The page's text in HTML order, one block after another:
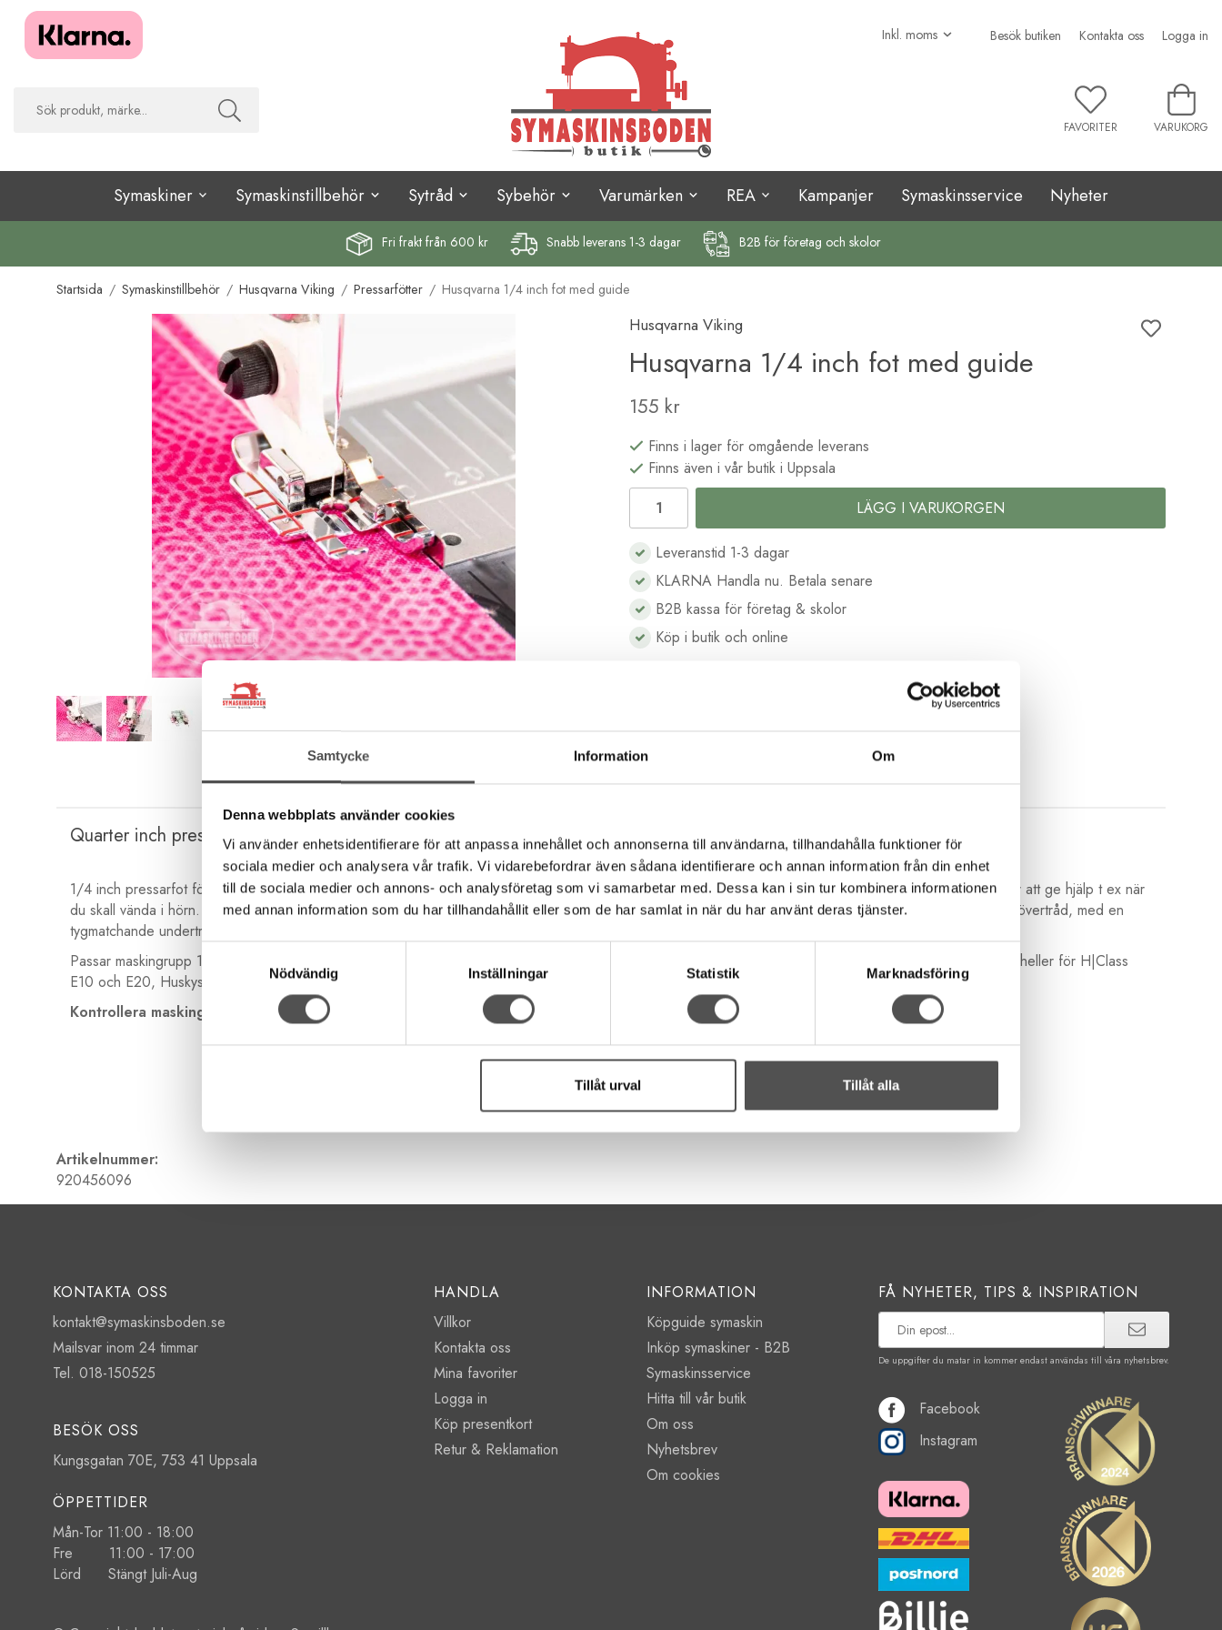
Samtycke Information Om
Denna webbplats använder cookies
Vi använder enhetsidentifierare för att anpassa innehållet och annonserna till användarna, tillhandahålla funktioner för
sociala medier och analysera vår trafik. Vi vidarebefordrar även sådana identifierare och annan information från din enhet
till de sociala medier och annons- och analysföretag som vi samarbetar med. Dessa kan i sin tur kombinera informationen
med annan information som du har tillhandahållit eller som de har samlat in när du har använt deras tjänster.
Nödvändig
Inställningar Statistik Marknadsföring
Tillåt urval Tillåt alla
Besök butiken Kontakta oss Logga in
FAVORITER VARUKORG
Symaskiner Symaskinstillbehör Sytråd Sybehör Varumärken REA Kampanjer Symaskinsservice Nyheter
Fri fraktfrån 600 kr Snabb leverans 1-3 dagar B2B för företag och skolor
Startsida / Symaskinstillbehör / Husqvarna Viking / Pressarfötter / Husqvarna 1/4 inch fot med guide
Husqvarna Viking
Husqvarna 1/4 inch fot med guide
155 kr
Finns i lager för omgående leverans
Finns även i vår butik i Uppsala
LÄGG I VARUKORGEN
Leveranstid 1-3 dagar
KLARNA Handla nu. Betala senare
B2B kassa för företag & skolor
Köp i butik och online
Beskrivning Recensioner
Quarter inch pressarfot med till till Husqvarna
1/4 inch pressarfot för raksöm. Pressarfoten har ett lite ovalt hål så du kan justera raksömmens position vid behov. Röda guidelinjer för 3 mm och 6 mm för att ge hjälp t ex när
du skall vända i hörn. Ditchfoten har en styrguide i högerkant för att kunna hålla linjen efter tygkanten. Använd tygmatchande övertråd eller en transparent övertråd, med en
tygmatchande undertråd.
Passar maskingrupp 1-8 med undantag av Husqvarna S215 och S225 av årsmodell 1991. Då behöver du köpa ett nytt
Den passar inte heller för H|Class
E10 och E20, Huskystar, Meister med flera lågprismodeller.
Kontrollera maskingrupp>>
Artikelnummer:
920456096
KONTAKTA OSS
kontakt@symaskinsboden.se
Mailsvar inom 24 timmar
Tel. 018-150525
BESÖK OSS
Kungsgatan 70E, 753 41 Uppsala
ÖPPETTIDER
Mån-Tor 11:00 - 18:00
Fre 11:00 - 17:00
Lörd Stängt Juli-Aug
HANDLA
Villkor
Kontakta oss
Mina favoriter
Logga in
Köp presentkort
Retur & Reklamation
INFORMATION
Köpguide symaskin
Inköp symaskiner - B2B
Symaskinsservice
Hitta till vår butik
Om oss
Nyhetsbrev
Om cookies
FÅ NYHETER, TIPS & INSPIRATION
De uppgifter du matar in kommer endast användas till våra nyhetsbrev.
Facebook
Instagram